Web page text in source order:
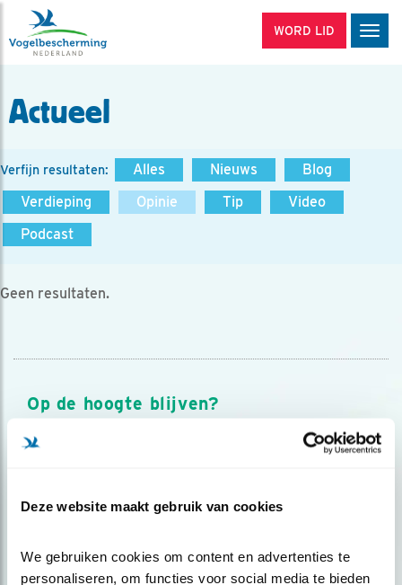
Deze website maakt gebruik van cookies
We gebruiken cookies om content en advertenties te
personaliseren, om functies voor social media te bieden
WORD LID
Actueel
Verfijn resultaten: Alles Nieuws
Blog
Verdieping
Opinie Tip
Video
Podcast
Geen resultaten.
Op de hoogte blijven?
Meld je aan en ontvang nieuws, inspiratie, acties en tips
over vogels en activiteiten van Vogelbescherming.